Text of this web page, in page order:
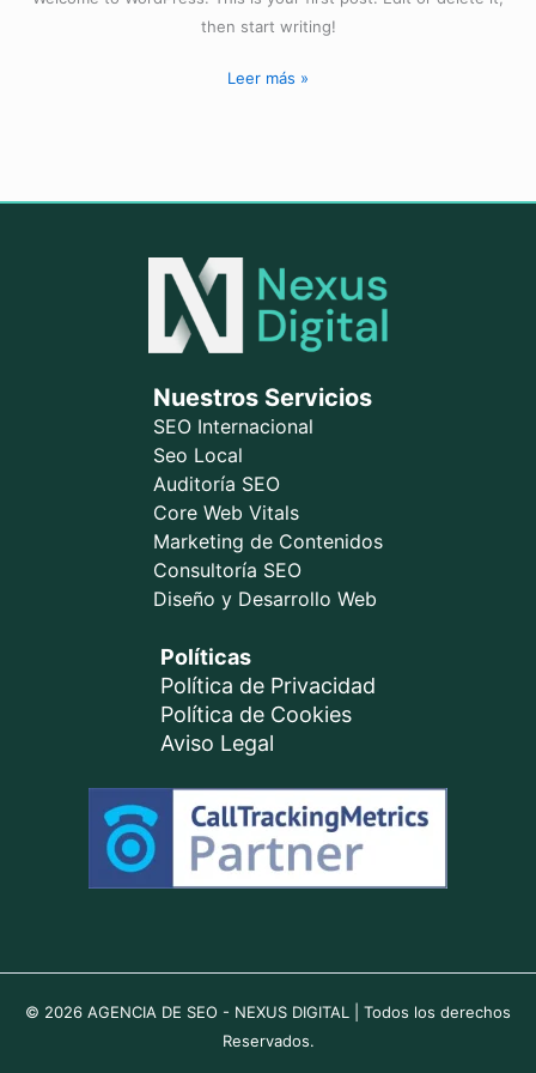
then start writing!
Hello
Leer más »
Nuestros Servicios
SEO Internacional
Seo Local
Auditoría SEO
Core Web Vitals
Marketing de Contenidos
Consultoría SEO
Diseño y Desarrollo Web
Políticas
Política de Privacidad
Política de Cookies
Aviso Legal
© 2026 AGENCIA DE SEO - NEXUS DIGITAL
| Todos los derechos
Reservados.